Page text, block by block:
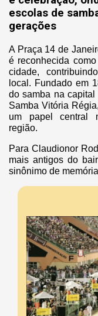
escolas de
gerações
A Praça 14 de
é reconhecida
cidade,
local. Fundado em
do samba na
Samba Vitória
um papel central
região.
Para Claudionor
mais antigos do
sinônimo de